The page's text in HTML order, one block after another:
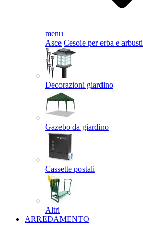
menu
Asce Cesoie per erba e arbusti
Decorazioni giardino
Gazebo da giardino
Cassette postali
Altri
ARREDAMENTO